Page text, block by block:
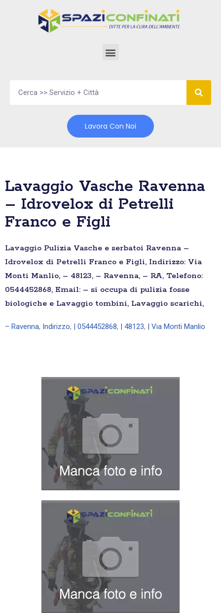
Lavora Con Noi
Lavaggio Vasche Ravenna
– Idrovelox di Petrelli
Franco e Figli
Lavaggio Pulizia Vasche e serbatoi Ravenna –
Idrovelox di Petrelli Franco e Figli, Indirizzo: Via
Monti Manlio, – 48123, – Ravenna, – RA, Telefono:
0544452868, Email: – si occupa di pulizia fosse
biologiche e Lavaggio tombini, Lavaggio scarichi,
– Ravenna, Indirizzo, | 0544452868, | 48123, | Via Monti Manlio